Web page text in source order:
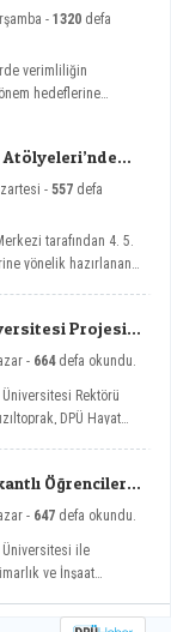
attı.
- 1320 defa
verimliliğin
hedeflerine
Atölyeleri’nde
- 557 defa
tarafından 4. 5.
yönelik hazırlanan
DPÜ Çocuk
düzenlenen açılış
Projesi
- 664defa okundu.
Üniversitesi Rektörü
DPÜ Hayat
buluştu.Öğrencilere
- 647 defa okundu.
Üniversitesi ile
ve İnşaat
misafir